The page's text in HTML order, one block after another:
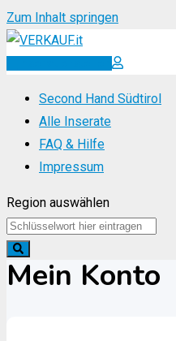
Zum Inhalt springen
Inserat erstellen
Second Hand Südtirol
Alle Inserate
FAQ & Hilfe
Impressum
Region auswählen
Mein Konto